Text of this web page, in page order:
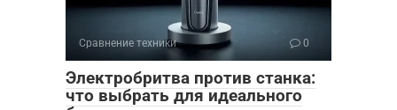
Сравнение техники 0
Электробритва против станка:
что выбрать для идеального